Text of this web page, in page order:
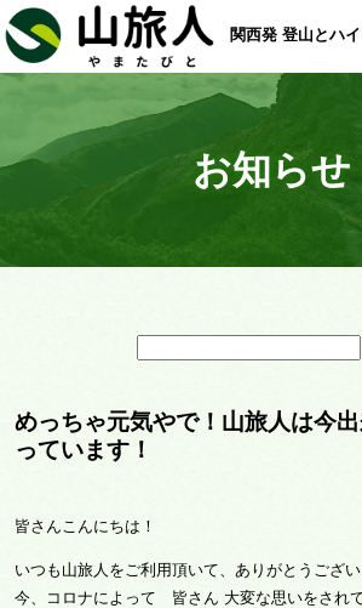
関西発 登山とハ
お知らせ
めっちゃ元気やで！山旅人は今
っています！
皆さんこんにちは！
いつも山旅人をご利用頂いて、ありがとうござい
今、コロナによって 皆さん 大変な思いをされて